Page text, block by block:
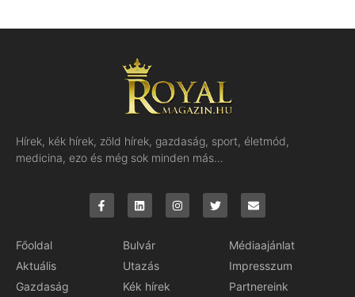
Hírek, kék hírek, zöld hírek, gazdaság, sport, életmód,
medicina, ezo és még sok minden más…
Főoldal
Aktuális
Gazdaság
Bulvár
Utazás
Kék hírek
Médiaajánlat
Impresszum
Partnereink